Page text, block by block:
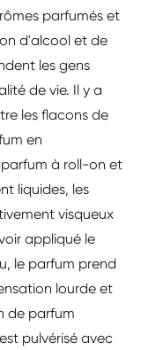
parfumés et
d'alcool et de
les gens
de vie. Il y a
les flacons de
en
à roll-on et
liquides, les
visqueux
appliqué le
le parfum prend
lourde et
de parfum
pulvérisé avec